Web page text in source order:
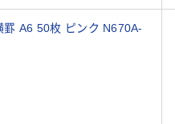
A6 50枚 ピンク N670A-